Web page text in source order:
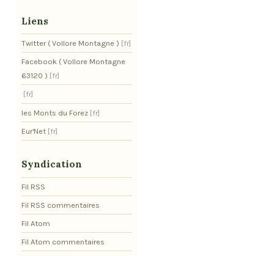
Liens
Twitter ( Vollore Montagne )
Facebook ( Vollore Montagne
63120 )
les Monts du Forez
Eur'Net
Syndication
Fil RSS
Fil RSS commentaires
Fil Atom
Fil Atom commentaires